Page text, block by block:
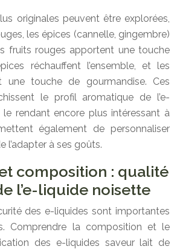
originales peuvent être explorées,
les épices (cannelle, gingembre)
fruits rouges apportent une touche
réchauffent l’ensemble, et les
une touche de gourmandise. Ces
le profil aromatique de l’e-
le rendant encore plus intéressant à
également de personnaliser
l’adapter à ses goûts.
composition : qualité
l’e-liquide noisette
des e-liquides sont importantes
Comprendre la composition et le
des e-liquides saveur lait de